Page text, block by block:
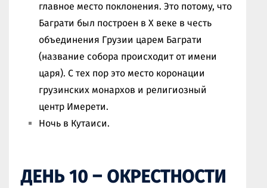
главное место поклонения. Это потому, что
Баграти был построен в X веке в честь
объединения Грузии царем Баграти
(название собора происходит от имени
царя). С тех пор это место коронации
грузинских монархов и религиозный
центр Имерети.
Ночь в Кутаиси.
ДЕНЬ 10 – ОКРЕСТНОСТИ